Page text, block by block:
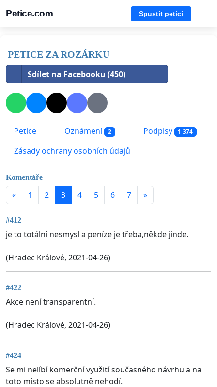
Petice.com Spustit petici
PETICE ZA ROZÁRKU
Sdílet na Facebooku (450)
Petice Oznámení 2 Podpisy 1 374
Zásady ochrany osobních údajů
Komentáře
« 1 2 3 4 5 6 7 »
#412
je to totální nesmysl a peníze je třeba,někde jinde.
(Hradec Králové, 2021-04-26)
#422
Akce není transparentní.
(Hradec Králové, 2021-04-26)
#424
Se mi nelíbí komerční využití současného návrhu a na
toto místo se absolutně nehodí.